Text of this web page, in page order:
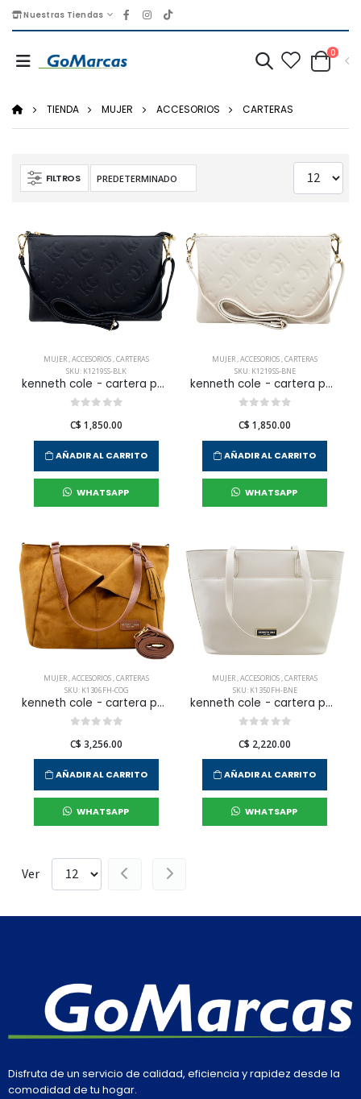
Nuestras Tiendas
0
TIENDA MUJER ACCESORIOS CARTERAS
FILTROS
MUJER,ACCESORIOS,CARTERAS
SKU: K1219SS-BLK
kenneth cole - cartera para mujer
C$ 1,850.00
AÑADIR AL CARRITO
WHATSAPP
MUJER,ACCESORIOS,CARTERAS
SKU: K1219SS-BNE
kenneth cole - cartera para mujer
C$ 1,850.00
AÑADIR AL CARRITO
WHATSAPP
MUJER,ACCESORIOS,CARTERAS
SKU: K1306FH-COG
kenneth cole - cartera para mujer
C$ 3,256.00
AÑADIR AL CARRITO
WHATSAPP
MUJER,ACCESORIOS,CARTERAS
SKU: K1350FH-BNE
kenneth cole - cartera para mujer
C$ 2,220.00
AÑADIR AL CARRITO
WHATSAPP
Ver
Disfruta de un servicio de calidad, eficiencia y rapidez desde la
comodidad de tu hogar.